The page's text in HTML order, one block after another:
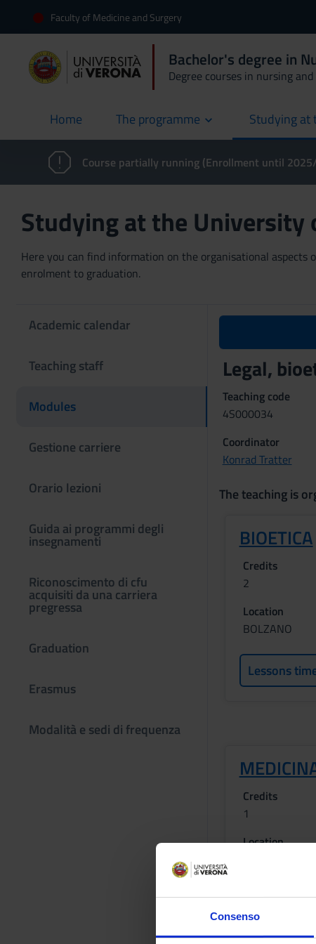
Consenso
Faculty of Medicine and Surgery
Bachelor's degree in
Degree courses in nursing
Home
current The programme Studying at
Course partially running (Enrollment until
Studying at the University
Here you can find information on the organisational
enrolment to graduation.
Academic calendar
Teaching staff
Modules
Gestione carriere
Orario lezioni
Guida ai programmi degli
insegnamenti
Riconoscimento di cfu
acquisiti da una carriera
pregressa
Graduation
Erasmus
Modalità e sedi di frequenza
Legal,
Teaching code
4S000034
Coordinator
Konrad Tratter
The teaching is
BIOETICA
Credits
2
Location
BOLZANO
Lessons
Credits
1
Location
Lessons